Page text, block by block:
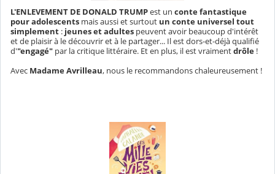
L'ENLEVEMENT DE DONALD TRUMPest un conte fantastique
pour adolescents mais aussi et surtout un conte universel tout
simplement : jeunes et adultes peuvent avoir beaucoup d'intérêt
et de plaisir à le découvrir et à le partager... Il est dors-et-déjà qualifié
d'"engagé" par la critique littéraire. Et en plus, il est vraimentdrôle !
Avec Madame Avrilleau, nous le recommandons chaleureusement !